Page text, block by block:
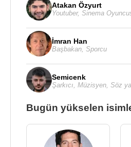
Atakan Özyurt
Youtuber, Sinema
İmran Han
Başbakan Sporcu
Semicenk
Şarkıcı Müzisyen Söz
Bugün yükselen